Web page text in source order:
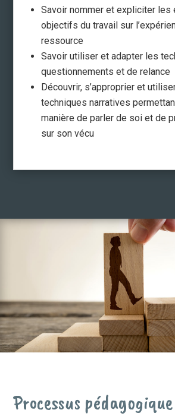
Savoir nommer et expliciter les
objectifs du travail sur
ressource
Savoir utiliser et adapter les
questionnements et de relance
Découvrir, s’approprier et
techniques narratives
manière de parler de soi et de
sur son vécu
Processus pédagogique